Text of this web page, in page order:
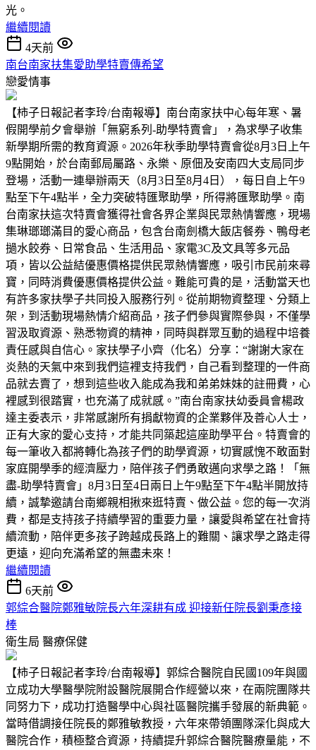
光。
繼續閱讀
4天前
南台南家扶集愛助學特賣傳希望
戀愛情事
【柿子日報記者李玲/台南報導】南台南家扶中心每年寒、暑
假開學前夕會舉辦「無窮系列-助學特賣會」，為求學子收集
新學期所需的教育資源。2026年秋季助學特賣會從8月3日上午
9點開始，於台南郵局屬路、永樂、原佃及安南四大支局同步
登場，活動一連舉辦兩天（8月3日至8月4日），每日自上午9
點至下午4點半，全力突破特匯聚助學，所得將匯聚助學。南
台南家扶這次特賣會獲得社會各界企業與民眾熱情響應，現場
集琳瑯瑯滿目的愛心商品，包含台南劍橋大飯店餐券、鴨母老
撾水餃券、日常食品、生活用品、家電3C及文具等多元品
項，皆以公益結優惠價格提供民眾熱情響應，吸引市民前來尋
寶，同時消費優惠價格提供公益。難能可貴的是，活動當天也
有許多家扶學子共同投入服務行列。從前期物資整理、分類上
架，到活動現場熱情介紹商品，孩子們參與實際參與，不僅學
習汲取資源、熟悉物資的精神，同時與群眾互動的過程中培養
責任感與自信心。家扶學子小齊（化名）分享：“謝謝大家在
炎熱的天氣中來到我們這裡支持我們，自己看到整理的一件商
品就去賣了，想到這些收入能成為我和弟弟妹妹的註冊費，心
裡感到很踏實，也充滿了成就感。”南台南家扶幼委員會楊政
達主委表示，非常感謝所有捐獻物資的企業夥伴及善心人士，
正有大家的愛心支持，才能共同築起這座助學平台。特賣會的
每一筆收入都將轉化為孩子們的助學資源，切實感愧不敢面對
家庭開學季的經濟壓力，陪伴孩子們勇敢邁向求學之路！「無
盡-助學特賣會」8月3日至4日兩日上午9點至下午4點半開放持
續，誠摯邀請台南鄉親相揪來逛特賣、做公益。您的每一次消
費，都是支持孩子持續學習的重要力量，讓愛與希望在社會持
續流動，陪伴更多孩子跨越成長路上的難關、讓求學之路走得
更遠，迎向充滿希望的無盡未來！
繼續閱讀
6天前
郭綜合醫院鄭雅敏院長六年深耕有成 迎接新任院長劉秉彥接
棒
衛生局 醫療保健
【柿子日報記者李玲/台南報導】郭綜合醫院自民國109年與國
立成功大學醫學院附設醫院展開合作經營以來，在兩院團隊共
同努力下，成功打造醫學中心與社區醫院攜手發展的新典範。
當時借調接任院長的鄭雅敏教授，六年來帶領團隊深化與成大
醫院合作，積極整合資源，持續提升郭綜合醫院醫療量能，不